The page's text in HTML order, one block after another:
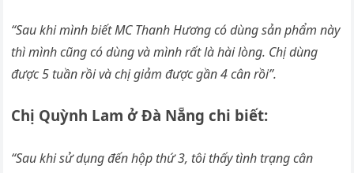
“Sau khi mình biết MC Thanh Hương có dùng sản phẩm này
thì mình cũng có dùng và mình rất là hài lòng. Chị dùng
được 5 tuần rồi và chị giảm được gần 4 cân rồi”.
Chị Quỳnh Lam ở Đà Nẵng chi biết:
“Sau khi sử dụng đến hộp thứ 3, tôi thấy tình trạng cân